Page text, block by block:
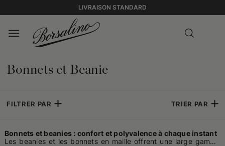
LIVRAISON STANDARD
Bonnets et Beanie
FILTRER PAR TRIER PAR
Bonnets et beanies : confort et polyvalence à chaque instant
Les beanies et les bonnets en maille offrent une large gamme